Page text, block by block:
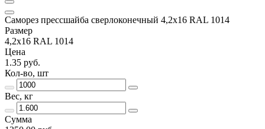
Саморез прессшайба сверлоконечный 4,2х16 RAL 1014
Размер
4,2х16 RAL 1014
Цена
1.35 руб.
Кол-во, шт
Вес, кг
Сумма